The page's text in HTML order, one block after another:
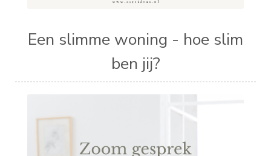
Een slimme woning - hoe slim
ben jij?